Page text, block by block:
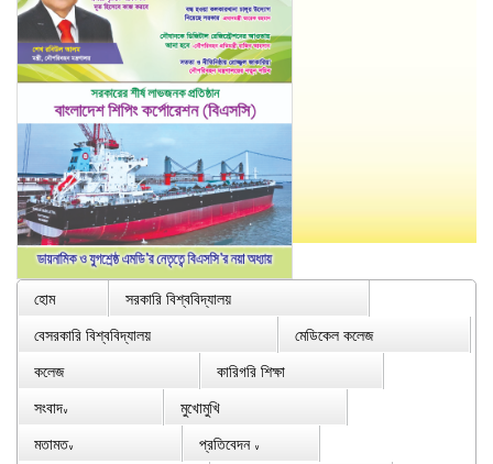
হোম
সরকারি বিশ্ববিদ্যালয়
বেসরকারি বিশ্ববিদ্যালয়
মেডিকেল কলেজ
কলেজ
কারিগরি শিক্ষা
সংবাদ∨
মুখোমুখি
মতামত∨ প্রতিবেদন ∨